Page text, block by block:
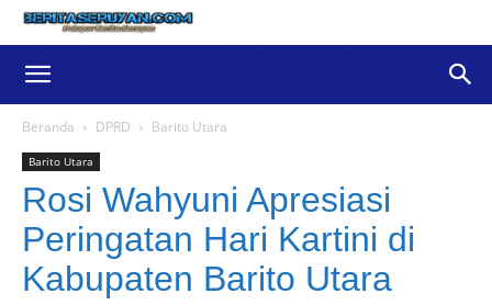
Beranda DPRD Barito Utara
Barito Utara
Rosi Wahyuni Apresiasi
Peringatan Hari Kartini di
Kabupaten Barito Utara